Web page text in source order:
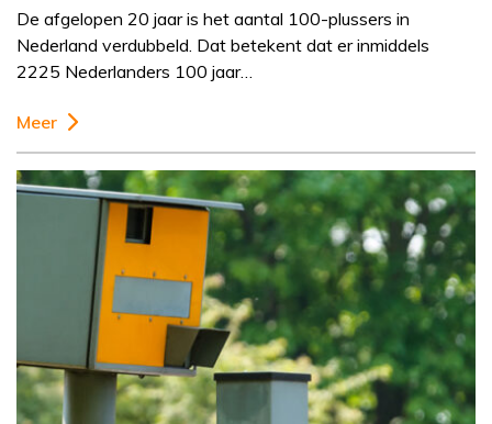
De afgelopen 20 jaar is het aantal 100-plussers in
Nederland verdubbeld. Dat betekent dat er inmiddels
2225 Nederlanders 100 jaar…
Meer